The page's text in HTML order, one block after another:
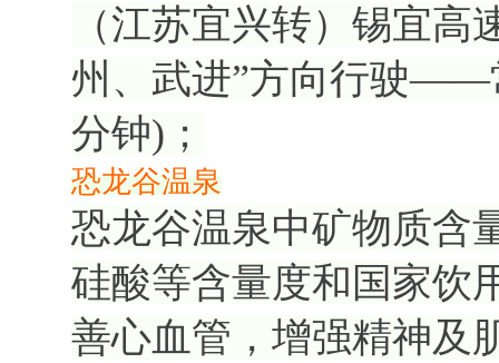
（江苏宜兴转）锡宜
州、武进”方向行驶——
分钟)；
恐龙谷温泉
恐龙谷温泉中矿物质含
硅酸等含量度和国家饮
善心血管，增强精神及